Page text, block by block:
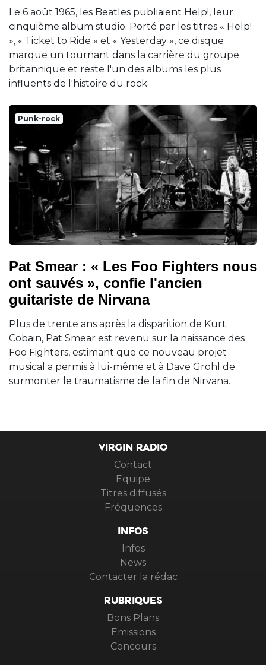
Le 6 août 1965, les Beatles publiaient Help!, leur
cinquième album studio. Porté par les titres « Help!
», « Ticket to Ride » et « Yesterday », ce disque
marque un tournant dans la carrière du groupe
britannique et reste l'un des albums les plus
influents de l'histoire du rock.
Punk-rock
Pat Smear : « Les Foo Fighters nous
ont sauvés », confie l'ancien
guitariste de Nirvana
Plus de trente ans après la disparition de Kurt
Cobain, Pat Smear est revenu sur la naissance des
Foo Fighters, estimant que ce nouveau projet
musical a permis à lui-même et à Dave Grohl de
surmonter le traumatisme de la fin de Nirvana.
VIRGIN RADIO
Contact
Equipe
Titres diffusés
Fréquences
INFOS
Infos
News
Contacter la rédac
RUBRIQUES
Bons Plans
Emissions
Concours